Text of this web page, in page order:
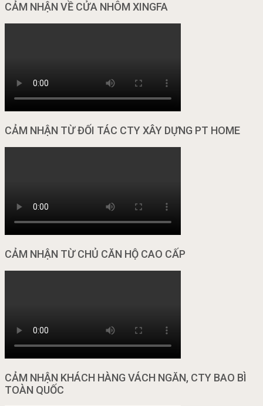
CẢM NHẬN VỀ CỬA NHÔM XINGFA
CẢM NHẬN TỪ ĐỐI TÁC CTY XÂY DỰNG PT HOME
CẢM NHẬN TỪ CHỦ CĂN HỘ CAO CẤP
CẢM NHẬN KHÁCH HÀNG VÁCH NGĂN, CTY BAO BÌ
TOÀN QUỐC